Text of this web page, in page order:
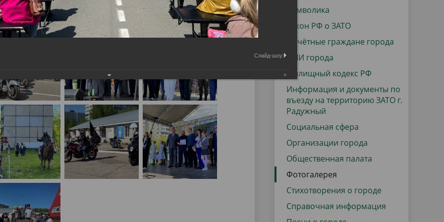
Технопарковая зона
Городская среда
проекты Реализация Национальных проектов
данных
закупки Муниципальный контроль
Региональный контроль
Поддержка малого и среднего
предпринимательства
Символика
Закон РФ о ЗАТО
Почётные граждане города
СМИ города
Жилищный кодекс РФ
Информация и документы по
въезду на территорию ЗАТО г.
Радужный
Социальная сфера
Организации города
Общественная палата
Фотогалерея
Стихотворения о городе
Справочная информация
Слайд-шоу: